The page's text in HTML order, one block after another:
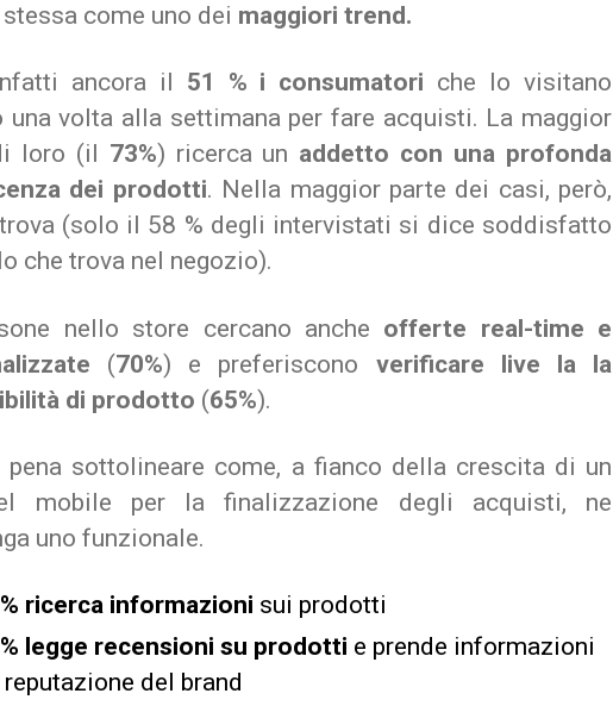
stessa come uno dei maggiori trend.
ancora il 51 % i consumatori che lo visitano
una volta alla settimana per fare acquisti. La maggior
loro (il 73%) ricerca un addetto con una profonda
dei prodotti. Nella maggior parte dei casi, però,
(solo il 58 % degli intervistati si dice soddisfatto
che trova nel negozio).
nello store cercano anche offerte real-time e
(70%) e preferiscono verificare live la la
di prodotto (65%).
pena sottolineare come, a fianco della crescita di un
mobile per la finalizzazione degli acquisti, ne
uno funzionale.
ricerca informazioni sui prodotti
legge recensioni su prodotti e prende informazioni
del brand